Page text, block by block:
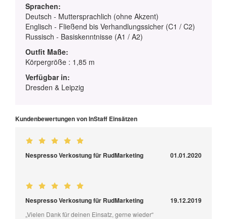
Sprachen:
Deutsch - Muttersprachlich (ohne Akzent)
Englisch - Fließend bis Verhandlungssicher (C1 / C2)
Russisch - Basiskenntnisse (A1 / A2)
Outfit Maße:
Körpergröße : 1,85 m
Verfügbar in:
Dresden & Leipzig
Kundenbewertungen von InStaff Einsätzen
Nespresso Verkostung für RudMarketing 01.01.2020
Nespresso Verkostung für RudMarketing 19.12.2019
„Vielen Dank für deinen Einsatz, gerne wieder“